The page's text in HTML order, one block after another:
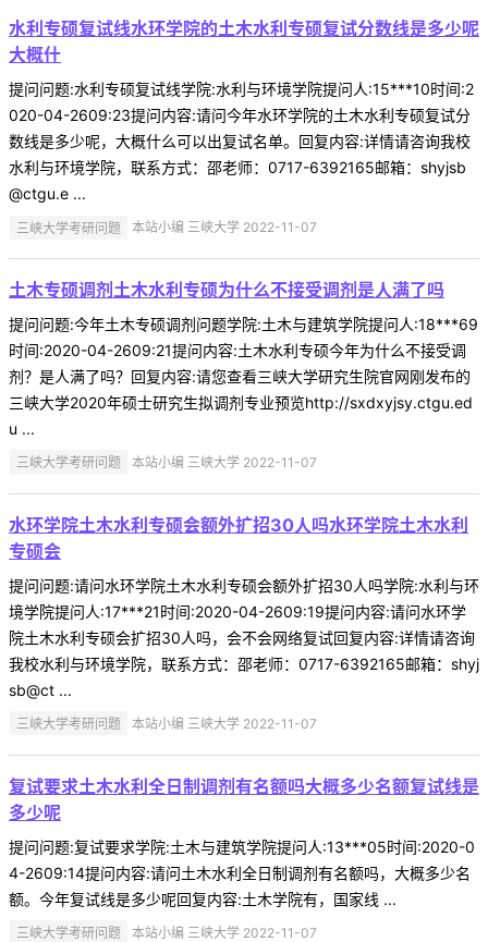
水利专硕复试线水环学院的土木水利专硕复试分数线是多少呢
大概什
提问问题:水利专硕复试线学院:水利与环境学院提问人:15***10时间:2
020-04-2609:23提问内容:请问今年水环学院的土木水利专硕复试分
数线是多少呢，大概什么可以出复试名单。回复内容:详情请咨询我校
水利与环境学院，联系方式：邵老师：0717-6392165邮箱：shyjsb
@ctgu.e ...
三峡大学考研问题 本站小编 三峡大学 2022-11-07
土木专硕调剂土木水利专硕为什么不接受调剂是人满了吗
提问问题:今年土木专硕调剂问题学院:土木与建筑学院提问人:18***69
时间:2020-04-2609:21提问内容:土木水利专硕今年为什么不接受调
剂？是人满了吗？回复内容:请您查看三峡大学研究生院官网刚发布的
三峡大学2020年硕士研究生拟调剂专业预览http://sxdxyjsy.ctgu.ed
u ...
三峡大学考研问题 本站小编 三峡大学 2022-11-07
水环学院土木水利专硕会额外扩招30人吗水环学院土木水利
专硕会
提问问题:请问水环学院土木水利专硕会额外扩招30人吗学院:水利与环
境学院提问人:17***21时间:2020-04-2609:19提问内容:请问水环学
院土木水利专硕会扩招30人吗，会不会网络复试回复内容:详情请咨询
我校水利与环境学院，联系方式：邵老师：0717-6392165邮箱：shyj
sb@ct ...
三峡大学考研问题 本站小编 三峡大学 2022-11-07
复试要求土木水利全日制调剂有名额吗大概多少名额复试线是
多少呢
提问问题:复试要求学院:土木与建筑学院提问人:13***05时间:2020-0
4-2609:14提问内容:请问土木水利全日制调剂有名额吗，大概多少名
额。今年复试线是多少呢回复内容:土木学院有，国家线 ...
三峡大学考研问题 本站小编 三峡大学 2022-11-07